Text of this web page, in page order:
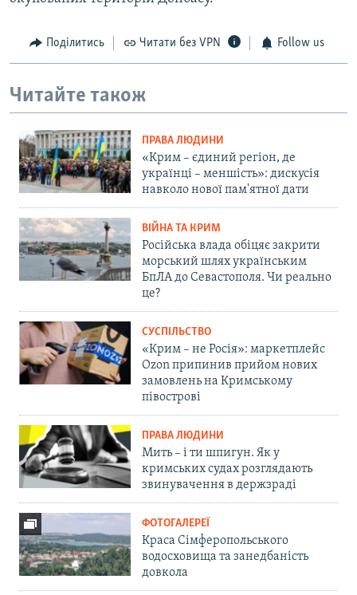
Поділитись Читати без VPN Follow us
Читайте також
ПРАВА ЛЮДИНИ
«Крим – єдиний регіон, де
українці – меншість»: дискусія
навколо нової пам'ятної дати
ВІЙНА ТА КРИМ
Російська влада обіцяє закрити
морський шлях українським
БпЛА до Севастополя. Чи реально
це?
СУСПІЛЬСТВО
«Крим – не Росія»: маркетплейс
Ozon припинив прийом нових
замовлень на Кримському
півострові
ПРАВА ЛЮДИНИ
Мить – і ти шпигун. Як у
кримських судах розглядають
звинувачення в держзраді
ФОТОГАЛЕРЕЇ
Краса Сімферопольського
водосховища та занедбаність
довкола